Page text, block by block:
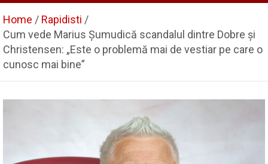
Home
Rapidisti
Cum vede Marius Șumudică scandalul dintre Dobre și
Christensen: „Este o problemă mai de vestiar pe care o
cunosc mai bine”